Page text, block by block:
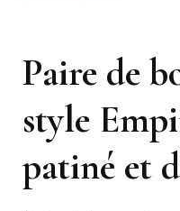
Paire de
style
patiné et